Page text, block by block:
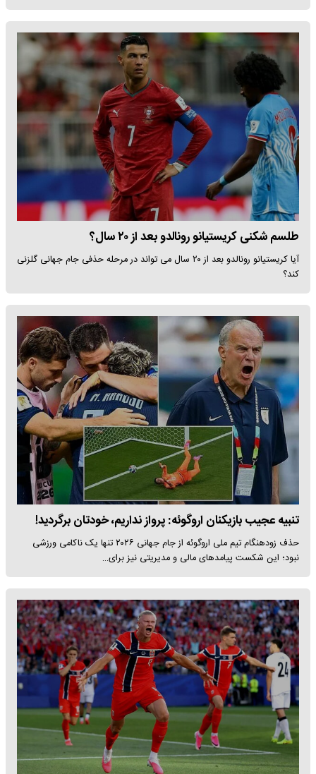
طلسم شکنی کریستیانو رونالدو بعد از ۲۰ سال؟
آیا کریستیانو رونالدو بعد از ۲۰ سال می تواند در مرحله حذفی جام جهانی گلزنی
کند؟
تنبیه عجیب بازیکنان اروگوئه: پرواز نداریم، خودتان برگردید!
حذف زودهنگام تیم ملی اروگوئه از جام جهانی ۲۰۲۶ تنها یک ناکامی ورزشی
نبود؛ این شکست پیامدهای مالی و مدیریتی نیز برای…